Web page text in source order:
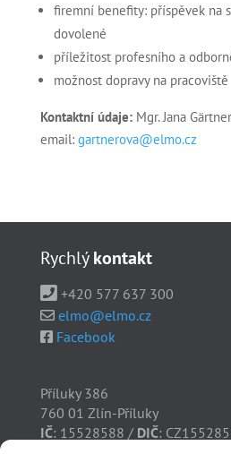
firemní benefity: příspěvek na
dovolené
příležitost profesního a
možnost dopravy na pracoviště
Kontaktní údaje:Mgr. Jana
email: gartnerova@elmo.cz
Rychlýkontakt
+420 577 637 300
elmo@elmo.cz
Facebook
Příluky 386
760 01 Zlín-Příluky
IČ: 15528588 / DIČ: